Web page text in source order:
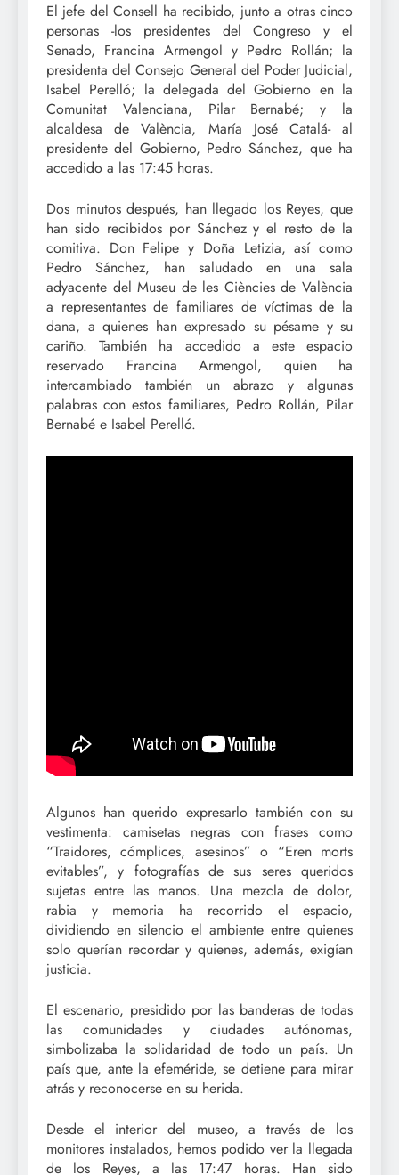
El jefe del Consell ha recibido, junto a otras cinco
personas -los presidentes del Congreso y el
Senado, Francina Armengol y Pedro Rollán; la
presidenta del Consejo General del Poder Judicial,
Isabel Perelló; la delegada del Gobierno en la
Comunitat Valenciana, Pilar Bernabé; y la
alcaldesa de València, María José Catalá- al
presidente del Gobierno, Pedro Sánchez, que ha
accedido a las 17:45 horas.
Dos minutos después, han llegado los Reyes, que
han sido recibidos por Sánchez y el resto de la
comitiva. Don Felipe y Doña Letizia, así como
Pedro Sánchez, han saludado en una sala
adyacente del Museu de les Ciències de València
a representantes de familiares de víctimas de la
dana, a quienes han expresado su pésame y su
cariño. También ha accedido a este espacio
reservado Francina Armengol, quien ha
intercambiado también un abrazo y algunas
palabras con estos familiares, Pedro Rollán, Pilar
Bernabé e Isabel Perelló.
Algunos han querido expresarlo también con su
vestimenta: camisetas negras con frases como
“Traidores, cómplices, asesinos” o “Eren morts
evitables”, y fotografías de sus seres queridos
sujetas entre las manos. Una mezcla de dolor,
rabia y memoria ha recorrido el espacio,
dividiendo en silencio el ambiente entre quienes
solo querían recordar y quienes, además, exigían
justicia.
El escenario, presidido por las banderas de todas
las comunidades y ciudades autónomas,
simbolizaba la solidaridad de todo un país. Un
país que, ante la efeméride, se detiene para mirar
atrás y reconocerse en su herida.
Desde el interior del museo, a través de los
monitores instalados, hemos podido ver la llegada
de los Reyes, a las 17:47 horas. Han sido